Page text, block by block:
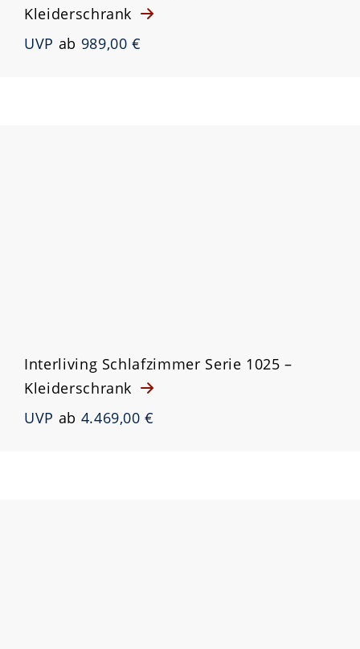
Kleiderschrank
UVP ab 989,00 €
Interliving Schlafzimmer Serie 1025 –
Kleiderschrank
UVP ab 4.469,00 €